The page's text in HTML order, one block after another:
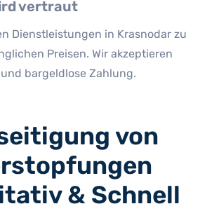
vertraut
Dienstleistungen in Krasnodar zu
Preisen. Wir akzeptieren
bargeldlose Zahlung.
von
& Schnell